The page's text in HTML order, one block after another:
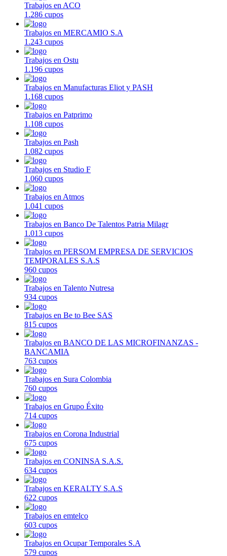
Trabajos en ACO
1.286 cupos
Trabajos en MERCAMIO S.A
1.243 cupos
Trabajos en Ostu
1.196 cupos
Trabajos en Manufacturas Eliot y PASH
1.168 cupos
Trabajos en Patprimo
1.108 cupos
Trabajos en Pash
1.082 cupos
Trabajos en Studio F
1.060 cupos
Trabajos en Atmos
1.041 cupos
Trabajos en Banco De Talentos Patria Milagr
1.013 cupos
Trabajos en PERSOM EMPRESA DE SERVICIOS
TEMPORALES S.A.S
960 cupos
Trabajos en Talento Nutresa
934 cupos
Trabajos en Be to Bee SAS
815 cupos
Trabajos en BANCO DE LAS MICROFINANZAS -
BANCAMIA
763 cupos
Trabajos en Sura Colombia
760 cupos
Trabajos en Grupo Éxito
714 cupos
Trabajos en Corona Industrial
675 cupos
Trabajos en CONINSA S.A.S.
634 cupos
Trabajos en KERALTY S.A.S
622 cupos
Trabajos en emtelco
603 cupos
Trabajos en Ocupar Temporales S.A
579 cupos